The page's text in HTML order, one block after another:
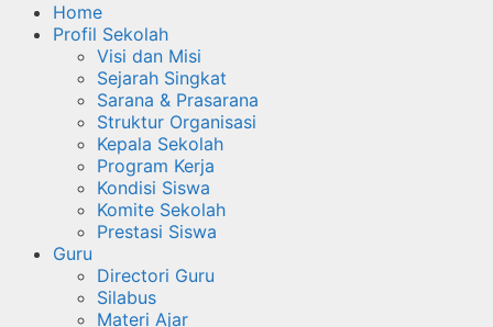
Home
Profil Sekolah
Visi dan Misi
Sejarah Singkat
Sarana & Prasarana
Struktur Organisasi
Kepala Sekolah
Program Kerja
Kondisi Siswa
Komite Sekolah
Prestasi Siswa
Guru
Directori Guru
Silabus
Materi Ajar